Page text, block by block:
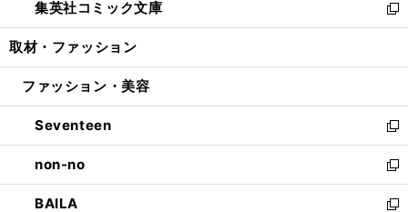
く
で
開
ド
ウ
開
ィ
ン
ウ
開
く
い
ウ
ン
ウ
で
開
く
集英社コミック文庫
新
し
ウ
ン
ド
ウ
で
開
く
取材・ファッション
ファッション・美容
Seventeen
新
し
い
ウ
ィ
non-no
新
し
い
BAILA
新